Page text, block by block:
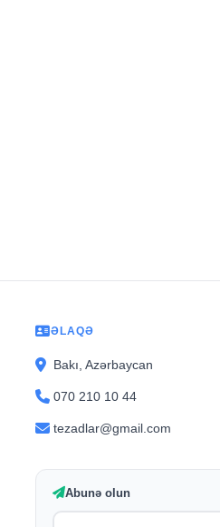
ƏLAQƏ
Bakı, Azərbaycan
070 210 10 44
tezadlar@gmail.com
Abunə olun